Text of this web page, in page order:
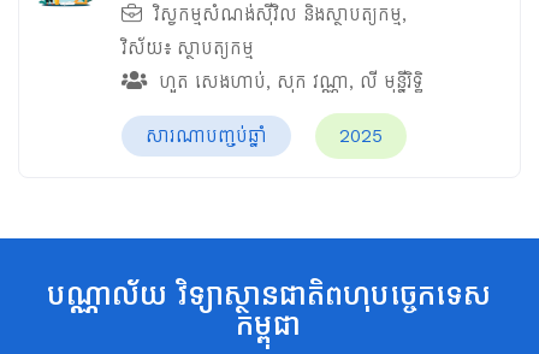
វិស្វកម្មសំណង់ស៊ីវិល និងស្ថាបត្យកម្ម,
វិស័យ៖ ស្ថាបត្យកម្ម
ហួត សេងហាប់, សុក វណ្ណា, លី មុន្នីរិទ្ធិ
សារណាបញ្ចប់ឆ្នាំ 2025
បណ្ណាល័យ វិទ្យាស្ថានជាតិពហុបច្ចេកទេស
កម្ពុជា